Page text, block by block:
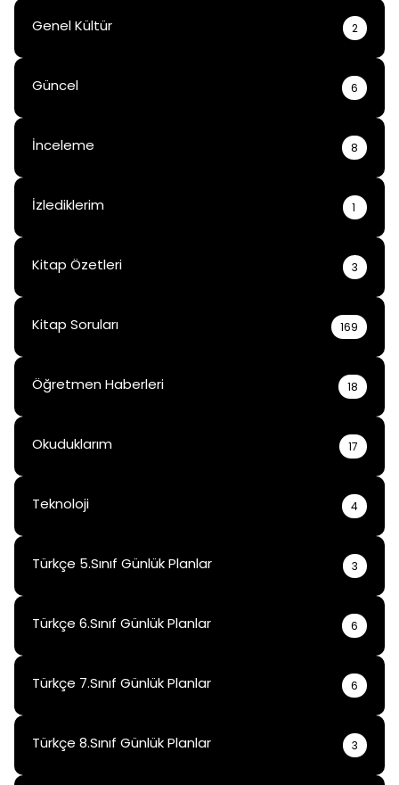
Genel Kültür 2
Güncel 6
İnceleme 8
İzlediklerim 1
Kitap Özetleri 3
Kitap Soruları 169
Öğretmen Haberleri 18
Okuduklarım 17
Teknoloji 4
Türkçe 5.Sınıf Günlük Planlar 3
Türkçe 6.Sınıf Günlük Planlar 6
Türkçe 7.Sınıf Günlük Planlar 6
Türkçe 8.Sınıf Günlük Planlar 3